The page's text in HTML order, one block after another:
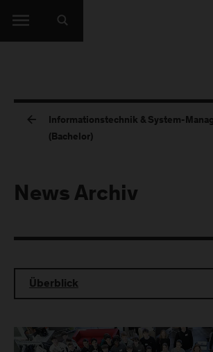
Informationstechnik & System-
(Bachelor)
News Archiv
Überblick